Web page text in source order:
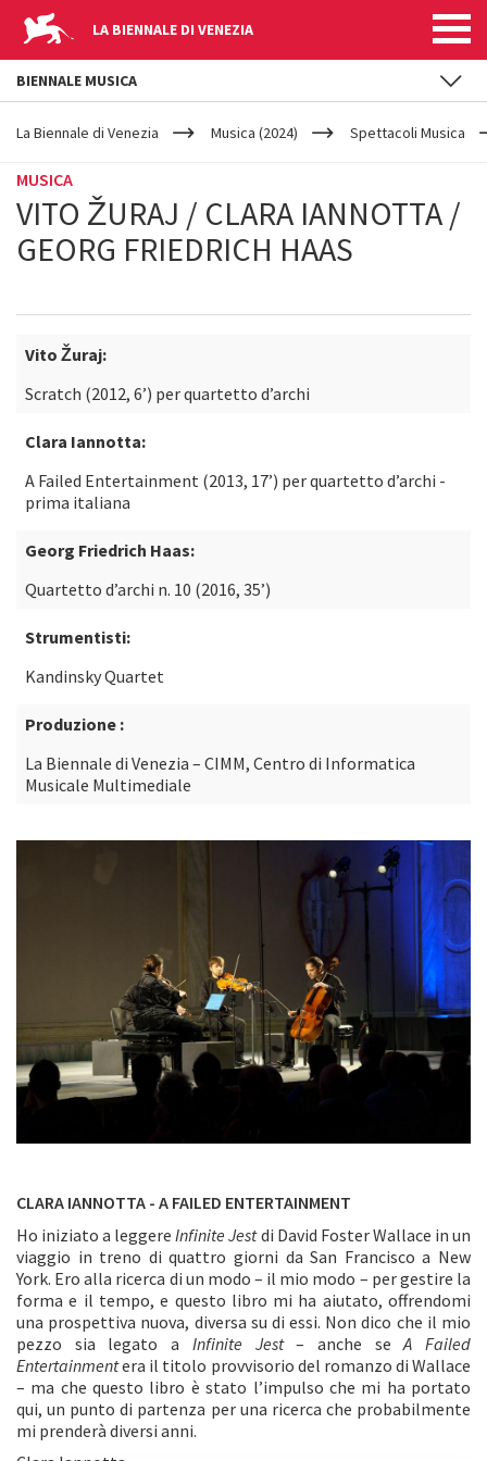
LA BIENNALE DI VENEZIA
YOUR
ARE
La Biennale di Venezia Musica (2024) Spettacoli Musica
MUSICA
VITO ŽURAJ / CLARA IANNOTTA /
GEORG FRIEDRICH HAAS
Vito Žuraj:
Scratch (2012, 6’) per quartetto d’archi
Clara Iannotta:
A Failed Entertainment (2013, 17’) per quartetto d’archi -
prima italiana
Georg Friedrich Haas:
Quartetto d’archi n. 10 (2016, 35’)
Strumentisti:
Kandinsky Quartet
Produzione :
La Biennale di Venezia – CIMM, Centro di Informatica
Musicale Multimediale
CLARA IANNOTTA - A FAILED ENTERTAINMENT
Ho iniziato a leggereInfinite Jestdi David Foster Wallace in un
viaggio in treno di quattro giorni da San Francisco a New
York. Ero alla ricerca di un modo – il mio modo – per gestire la
forma e il tempo, e questo libro mi ha aiutato, offrendomi
una prospettiva nuova, diversa su di essi. Non dico che il mio
pezzo sia legato a Infinite Jest– anche seA Failed
Entertainmentera il titolo provvisorio del romanzo di Wallace
– ma che questo libro è stato l’impulso che mi ha portato
qui, un punto di partenza per una ricerca che probabilmente
mi prenderà diversi anni.
BIENNALE MUSICA